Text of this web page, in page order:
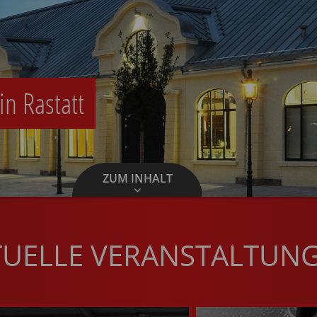
ZUM INHALT
Rastatt